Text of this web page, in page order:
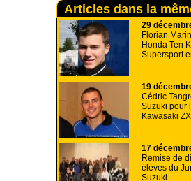
Articles dans la
29
Florian
Honda Ten
Supersport
19
Cédric
Suzuki pour
Kawasaki
17
Remise de
élèves du
Suzuki.